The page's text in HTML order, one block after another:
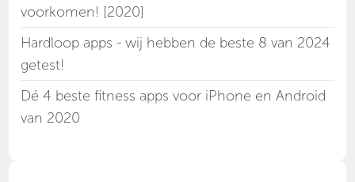
voorkomen! [2020]
Hardloop apps - wij hebben de beste 8 van 2024
getest!
Dé 4 beste fitness apps voor iPhone en Android
van 2020